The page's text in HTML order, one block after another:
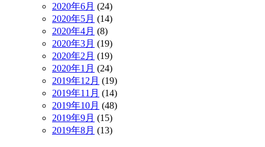
2020年6月 (24)
2020年5月 (14)
2020年4月 (8)
2020年3月 (19)
2020年2月 (19)
2020年1月 (24)
2019年12月 (19)
2019年11月 (14)
2019年10月 (48)
2019年9月 (15)
2019年8月 (13)